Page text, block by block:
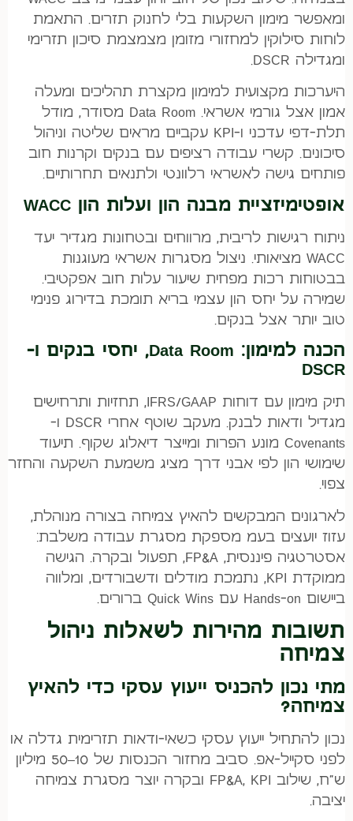
ומאפשר מימון השקעות בלי לחנוק תזרים. התאמת
לוחות סילוקין למחזורי מזומן מצמצמת סיכון תזרימי
ומגדילה DSCR.
היערכות מקצועית למימון מקצרת תהליכים ומעלה
אמון אצל גורמי אשראי. Data Room מסודר, מודל
תלת-דפי עדכני ו-KPI עקביים מראים שליטה וניהול
סיכונים. קשרי עבודה רציפים עם בנקים וקרנות חוב
פותחים גישה לאשראי רלוונטי ולתנאים תחרותיים.
אופטימיזציית מבנה הון ועלות הון WACC
ניתוח רגישות לריבית, מרווחים ובטחונות מגדיר יעד
WACC מציאותי. ניצול מסגרות אשראי מעוגנות
בבטוחות רכות מפחית שיעור עלות חוב אפקטיבי.
שמירה על יחס הון עצמי בריא תומכת בדירוג פנימי
טוב יותר אצל בנקים.
הכנה למימון: Data Room, יחסי בנקים ו-
DSCR
תיק מימון עם דוחות IFRS/GAAP, תחזיות ותרחישים
מגדיל ודאות לבנק. מעקב שוטף אחרי DSCR ו-
Covenants מונע הפרות ומייצר דיאלוג שקוף. תיעוד
שימושי הון לפי אבני דרך מציג משמעת השקעה והחזר
צפוי.
לארגונים המבקשים להאיץ צמיחה בצורה מנוהלת,
עזוז יועצים בעמ מספקת מסגרת עבודה משלבת:
אסטרטגיה פיננסית, FP&A, תפעול ובקרה. הגישה
ממוקדת KPI, נתמכת מודלים ודשבורדים, ומלווה
ביישום Hands-on עם Quick Wins ברורים.
תשובות מהירות לשאלות ניהול
צמיחה
מתי נכון להכניס ייעוץ עסקי כדי להאיץ
צמיחה?
נכון להתחיל ייעוץ עסקי כשאי-ודאות תזרימית גדלה או
לפני סקייל-אפ. סביב מחזור הכנסות של 10–50 מיליון
ש"ח, שילוב FP&A, KPI ובקרה יוצר מסגרת צמיחה
יציבה.